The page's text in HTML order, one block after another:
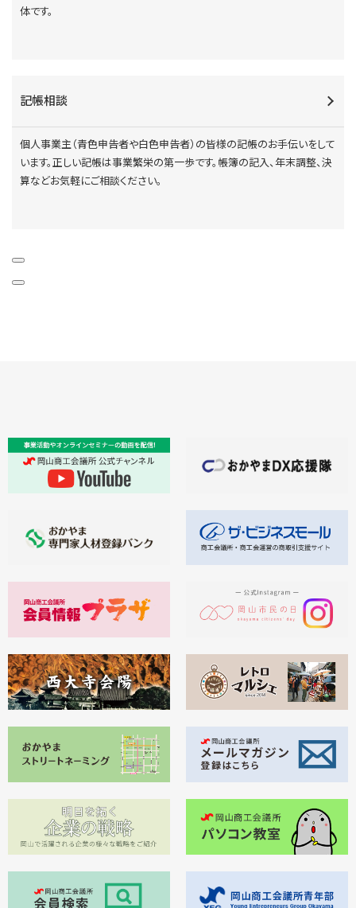
体です。
記帳相談
個人事業主（青色申告者や白色申告者）の皆様の記帳のお手伝いをして
います。正しい記帳は事業繁栄の第一歩です。帳簿の記入、年末調整、決
算などお気軽にご相談ください。